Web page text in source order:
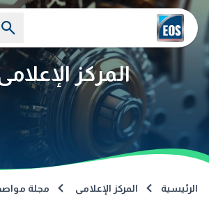
المركز
الرئيسية المركز الإعلامى مجلة